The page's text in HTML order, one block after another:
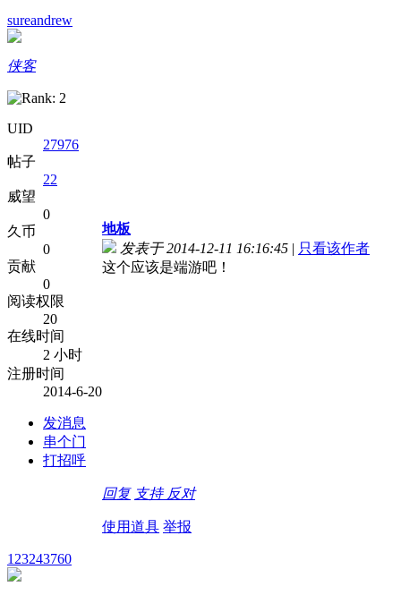
sureandrew
侠客
UID
27976
帖子
22
威望
0
久币
0
贡献
0
阅读权限
20
在线时间
2 小时
注册时间
2014-6-20
发消息
串个门
打招呼
地板
发表于 2014-12-11 16:16:45 | 只看该作者
这个应该是端游吧！
回复 支持 反对
使用道具 举报
123243760